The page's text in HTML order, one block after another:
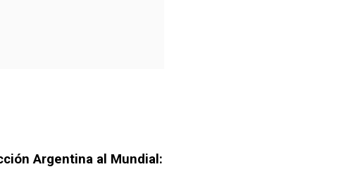
Argentina al Mundial: